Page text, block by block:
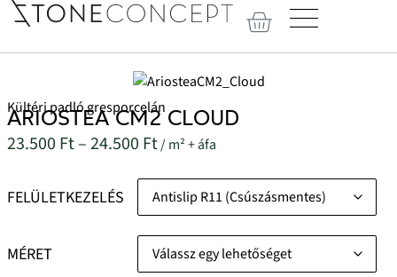
Kültéri padló gresporcelán
ARIOSTEA CM2 CLOUD
23.500 Ft–24.500 Ft/ m² + áfa
FELÜLETKEZELÉS
MÉRET